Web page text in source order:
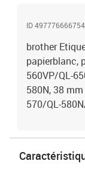
ID
brother
papierblanc,
560VP/QL-
580N, 38
570/QL-